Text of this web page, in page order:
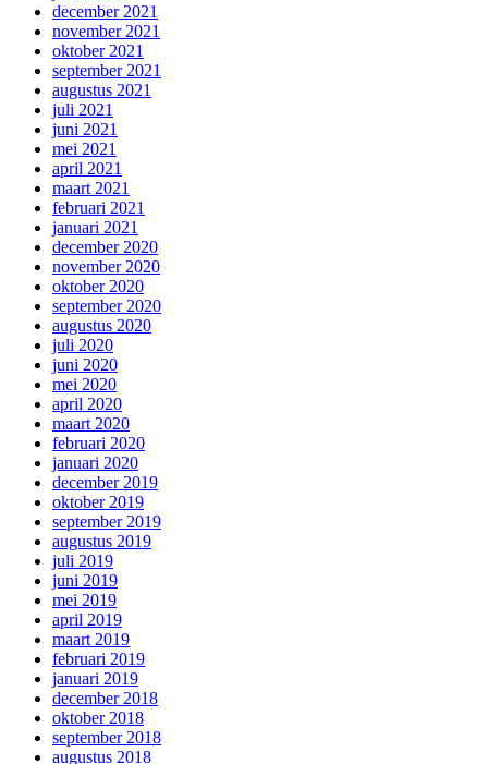
december 2021
november 2021
oktober 2021
september 2021
augustus 2021
juli 2021
juni 2021
mei 2021
april 2021
maart 2021
februari 2021
januari 2021
december 2020
november 2020
oktober 2020
september 2020
augustus 2020
juli 2020
juni 2020
mei 2020
april 2020
maart 2020
februari 2020
januari 2020
december 2019
oktober 2019
september 2019
augustus 2019
juli 2019
juni 2019
mei 2019
april 2019
maart 2019
februari 2019
januari 2019
december 2018
oktober 2018
september 2018
augustus 2018